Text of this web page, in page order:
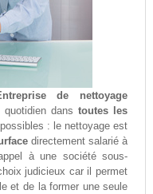
de nettoyage
danstoutes les
: le nettoyage est
directement salarié à
à une société sous-
judicieux car il permet
et de la former une seule